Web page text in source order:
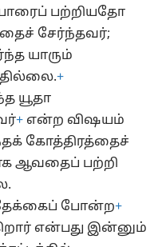
பற்றியதோ
சேர்ந்தவர்;
யாரும்
+
யூதா
+ என்ற விஷயம்
கோத்திரத்தைச்
ஆவதைப் பற்றி
போன்ற+
என்பது இன்னும்